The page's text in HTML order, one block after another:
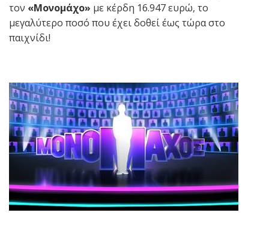
τον «Μονομάχο» με κέρδη 16.947 ευρώ, το
μεγαλύτερο ποσό που έχει δοθεί έως τώρα στο
παιχνίδι!